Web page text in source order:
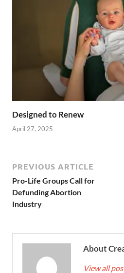
Designed to Renew
April 27, 2025
PREVIOUS ARTICLE
Pro-Life Groups Call for
Defunding Abortion
Industry
About
View all